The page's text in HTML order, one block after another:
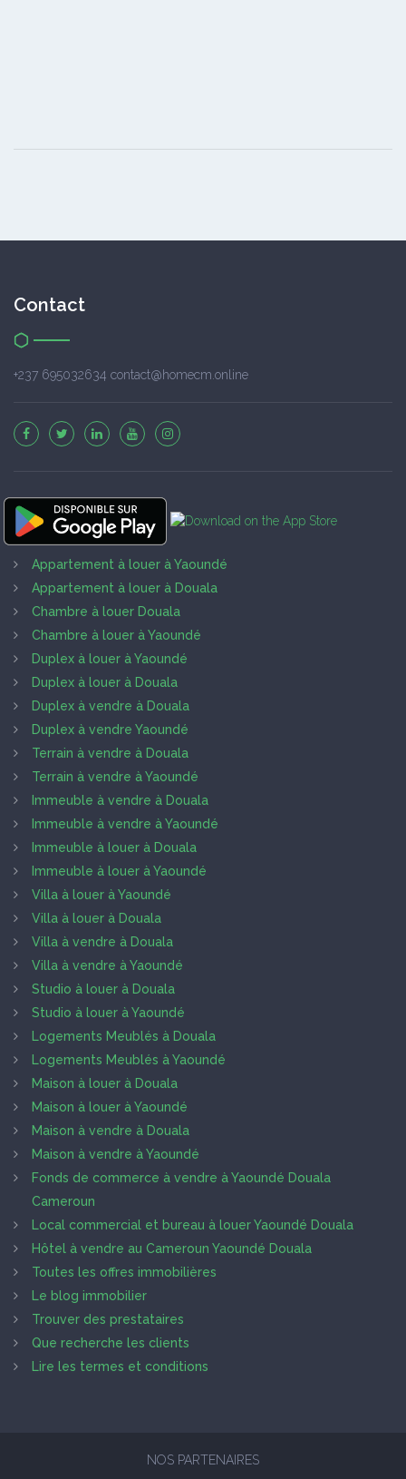
Contact
+237 695032634 contact@homecm.online
Appartement à louer à Yaoundé
Appartement à louer à Douala
Chambre à louer Douala
Chambre à louer à Yaoundé
Duplex à louer à Yaoundé
Duplex à louer à Douala
Duplex à vendre à Douala
Duplex à vendre Yaoundé
Terrain à vendre à Douala
Terrain à vendre à Yaoundé
Immeuble à vendre à Douala
Immeuble à vendre à Yaoundé
Immeuble à louer à Douala
Immeuble à louer à Yaoundé
Villa à louer à Yaoundé
Villa à louer à Douala
Villa à vendre à Douala
Villa à vendre à Yaoundé
Studio à louer à Douala
Studio à louer à Yaoundé
Logements Meublés à Douala
Logements Meublés à Yaoundé
Maison à louer à Douala
Maison à louer à Yaoundé
Maison à vendre à Douala
Maison à vendre à Yaoundé
Fonds de commerce à vendre à Yaoundé Douala
Cameroun
Local commercial et bureau à louer Yaoundé Douala
Hôtel à vendre au Cameroun Yaoundé Douala
Toutes les offres immobilières
Le blog immobilier
Trouver des prestataires
Que recherche les clients
Lire les termes et conditions
NOS PARTENAIRES